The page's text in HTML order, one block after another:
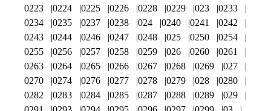
0223
0224 0225 0226 0228 0229 023
0233
0234
0235 0237 0238 024 0240 0241
0242
0243
0244 0246 0247 0248 025 0250
0254
0255
0256 0257 0258 0259 026 0260
0261
0263
0264 0265 0266 0267 0268 0269
027
0270
0274 0276 0277 0278 0279 028
0280
0282
0283 0284 0285 0287 0288 0289
029